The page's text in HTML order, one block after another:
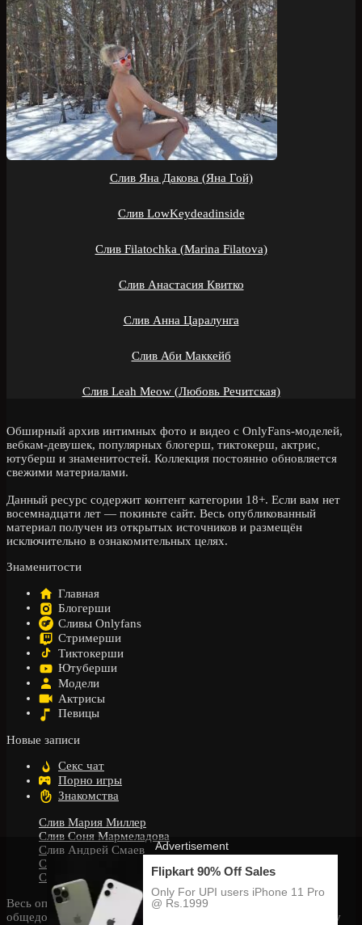
Слив Яна Дакова (Яна Гой)
Слив LowKeydeadinside
Слив Filatochka (Marina Filatova)
Слив Анастасия Квитко
Слив Анна Царалунга
Слив Аби Маккейб
Слив Leah Meow (Любовь Речитская)
Обширный архив интимных фото и видео с OnlyFans-моделей,
вебкам-девушек, популярных блогерш, тиктокерш, актрис,
ютуберш и знаменитостей. Коллекция постоянно обновляется
свежими материалами.
Данный ресурс содержит контент категории 18+. Если вам нет
восемнадцати лет — покиньте сайт. Весь опубликованный
материал получен из открытых источников и размещён
исключительно в ознакомительных целях.
Знаменитости
Главная
Блогерши
Сливы Onlyfans
Стримерши
Тиктокерши
Ютуберши
Модели
Актрисы
Певицы
Новые записи
Секс чат
Порно игры
Знакомства
Слив Мария Миллер
Слив Соня Мармеладова
Слив Андрей Смаев
Слив Karachenskaya
Слив Мулана — Mulana_m (lucky unicorn 8)
Весь опубликованный на сайте материал собран из
общедоступных источников. Администрация ресурса GoldSliv